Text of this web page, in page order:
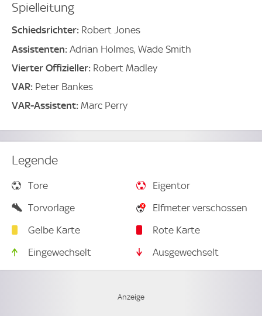
Spielleitung
Schiedsrichter: Robert Jones
Assistenten: Adrian Holmes, Wade Smith
Vierter Offizieller: Robert Madley
VAR: Peter Bankes
VAR-Assistent: Marc Perry
Legende
Tore
Eigentor
Torvorlage
Elfmeter verschossen
Gelbe Karte
Rote Karte
Eingewechselt
Ausgewechselt